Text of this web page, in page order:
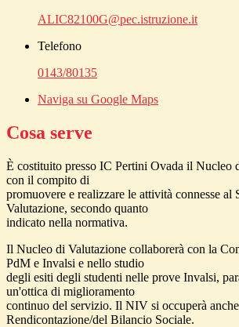
ALIC82100G@pec.istruzione.it
Telefono
0143/80135
Naviga su Google Maps
Cosa serve
È costituito presso IC Pertini Ovada il Nucleo
con il compito di
promuovere e realizzare le attività connesse al
Valutazione, secondo quanto
indicato nella normativa.
Il Nucleo di Valutazione collaborerà con la
PdM e Invalsi e nello studio
degli esiti degli studenti nelle prove Invalsi,
un'ottica di miglioramento
continuo del servizio. Il NIV si occuperà
Rendicontazione/del Bilancio Sociale.